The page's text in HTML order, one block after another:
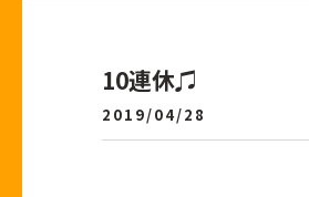
10連休♫
2019/04/28